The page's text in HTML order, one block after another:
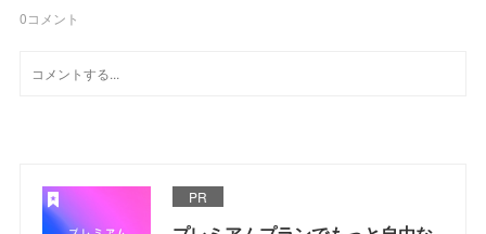
0コメント
PR